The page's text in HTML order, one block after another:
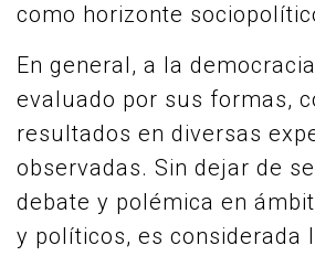
como horizonte
En general, a la
evaluado por sus formas,
resultados en diversas
observadas. Sin dejar de
debate y polémica en
y políticos, es considerada